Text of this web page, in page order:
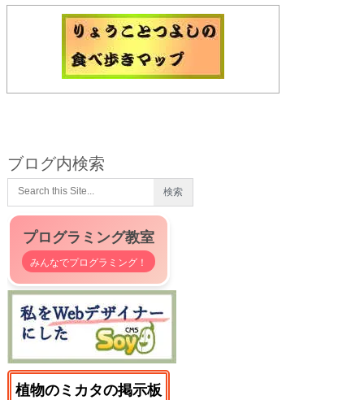
ブログ内検索
プログラミング教室
みんなでプログラミング！
植物のミカタの掲示板